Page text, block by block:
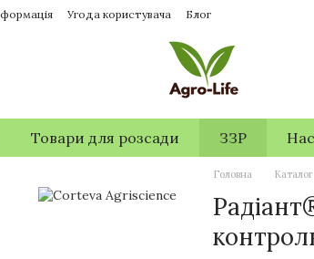
Угода користувача Блог
Товари для розсади ЗЗР
Головна Каталог